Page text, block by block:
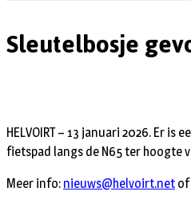
Sleutelbosje
HELVOIRT – 13 januari 2026. Er
fietspad langs de N65 ter hoogte
Meer info: nieuws@helvoirt.net of